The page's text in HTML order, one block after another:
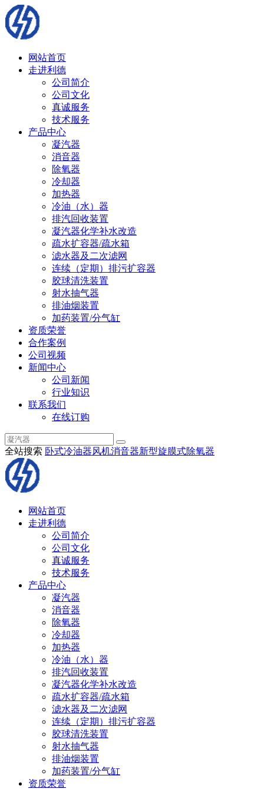
网站首页
走进利德
公司简介
公司文化
真诚服务
技术服务
产品中心
凝汽器
消音器
除氧器
冷却器
加热器
冷油（水）器
排汽回收装置
凝汽器化学补水改造
疏水扩容器/疏水箱
滤水器及二次滤网
连续（定期）排污扩容器
胶球清洗装置
射水抽气器
排油烟装置
加药装置/分气缸
资质荣誉
合作案例
公司视频
新闻中心
公司新闻
行业知识
联系我们
在线订购
全站搜索 卧式冷油器风机消音器新型旋膜式除氧器
网站首页
走进利德
公司简介
公司文化
真诚服务
技术服务
产品中心
凝汽器
消音器
除氧器
冷却器
加热器
冷油（水）器
排汽回收装置
凝汽器化学补水改造
疏水扩容器/疏水箱
滤水器及二次滤网
连续（定期）排污扩容器
胶球清洗装置
射水抽气器
排油烟装置
加药装置/分气缸
资质荣誉